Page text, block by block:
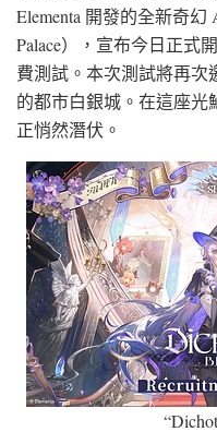
Elementa 開發的全新奇
Palace），宣布今日正式
費測試。本次測試將再次
的都市白銀城。在這座光
正悄然潛伏。